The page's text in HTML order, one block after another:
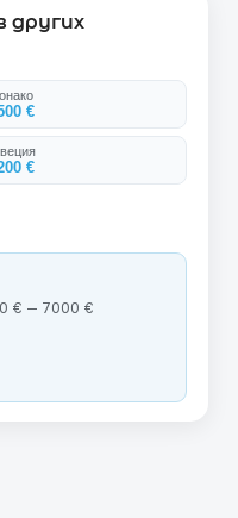
других
€
€
€ — 7000 €